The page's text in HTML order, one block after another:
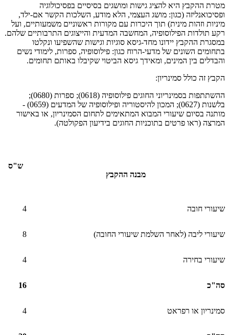
מטרת ההקבץ היא להציג גישות ומושגים בסיסיים בפסיכולוגיה
ופסיכואנליזה (כגון: מושג העצמי, הלא מודע, השלכות הקשר אם-ילד,
מיניות וזהות מינית) תוך היכרות עם מקורות ראשוניים משמעותיים, ועל
רקע תולדות הפילוסופיה, המחשבה המדעית והייצוגים התרבותיים שלהם.
במסגרת ההקבץ יידונו מחד-גיסא סוגיות וגישות שהשפיעו ונקלטו
בתחומים השונים של מדעי-הרוח כגון: פילוסופיה, ספרות, לימודי נשים
והבדלים בין המינים, ומאידך גיסא הביטוי שקיבלו באותם תחומים.
הקבץ זה כולל סמינריון:
ההשתתפות בסמינריוני החוגים פילוסופיה (0618); ספרות (0680);
בלשנות (0627); המכון להיסטוריה ופילוסופיה של המדעים (0659) -
מותנה בסיום שיעורי המבוא המתאימים לתחום הסמינריון, או באישור
המרצה (ראו פרטים בתוכניות החוגים בידיעון הפקולטה).
מבנה ההקבץ
ש"ס
שיעורי חובה 4
שיעורי ליבה (לאחר השלמת שיעורי החובה) 8
שיעורי בחירה 4
סה"כ 16
סמינריון או רפראט 4